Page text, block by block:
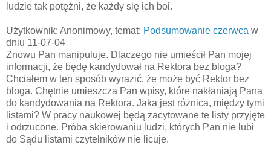
ludzie tak potężni, że każdy się ich boi.
Użytkownik: Anonimowy, temat: Podsumowanie czerwca w
dniu 11-07-04
Znowu Pan manipuluje. Dlaczego nie umieścił Pan mojej
informacji, że będę kandydował na Rektora bez bloga?
Chciałem w ten sposób wyrazić, że może być Rektor bez
bloga. Chętnie umieszcza Pan wpisy, które nakłaniają Pana
do kandydowania na Rektora. Jaka jest różnica, między tymi
listami? W pracy naukowej będą zacytowane te listy przyjęte
i odrzucone. Próba skierowaniu ludzi, których Pan nie lubi
do Sądu listami czytelników nie licuje.